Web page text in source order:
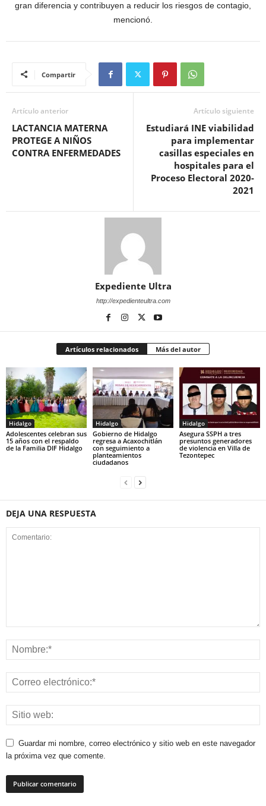
gran diferencia y contribuyen a reducir los riesgos de contagio,
mencionó.
Compartir
Artículo anterior
LACTANCIA MATERNA
PROTEGE A NIÑOS
CONTRA ENFERMEDADES
Artículo siguiente
Estudiará INE viabilidad
para implementar
casillas especiales en
hospitales para el
Proceso Electoral 2020-
2021
Expediente Ultra
http://expedienteultra.com
Artículos relacionados Más del autor
Hidalgo
Adolescentes celebran sus
15 años con el respaldo
de la Familia DIF Hidalgo
Hidalgo
Gobierno de Hidalgo
regresa a Acaxochitlán
con seguimiento a
planteamientos
ciudadanos
Hidalgo
Asegura SSPH a tres
presuntos generadores
de violencia en Villa de
Tezontepec
DEJA UNA RESPUESTA
Guardar mi nombre, correo electrónico y sitio web en este navegador
la próxima vez que comente.